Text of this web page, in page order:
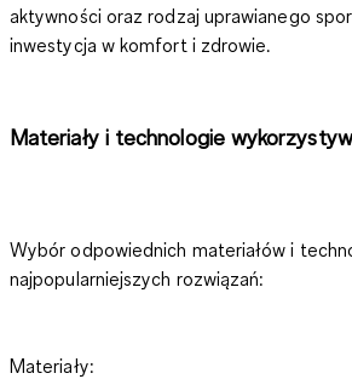
aktywności oraz rodzaj uprawianego
inwestycja w komfort i zdrowie.
Materiały i technologie
Wybór odpowiednich materiałów i
najpopularniejszych rozwiązań:
Materiały: